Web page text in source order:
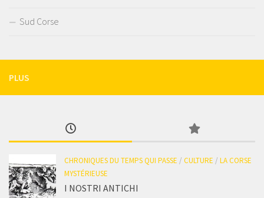
Sud Corse
PLUS
CHRONIQUES DU TEMPS QUI PASSE / CULTURE / LA CORSE
MYSTÉRIEUSE
I NOSTRI ANTICHI